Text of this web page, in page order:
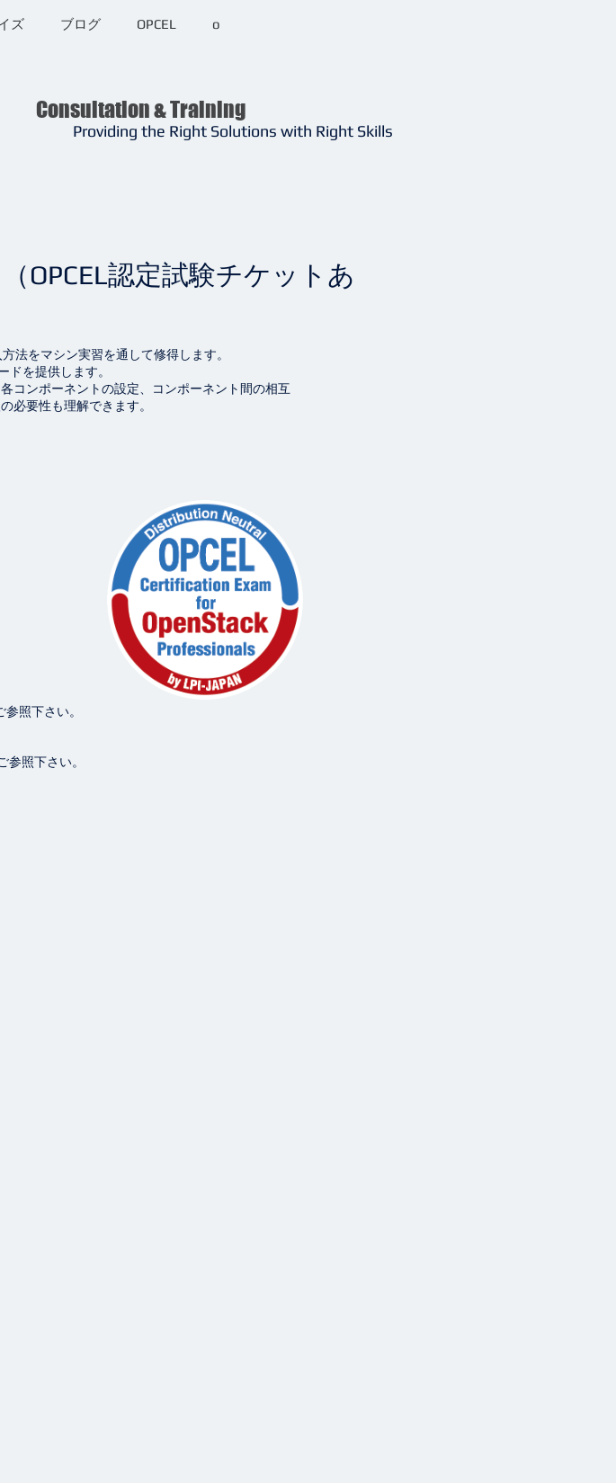
ズ ブログ OPCEL o
Consultation & Training
Providing the Right Solutions with Right Skills
OPCEL認定試験チケットあ
法をマシン実習を通して修得します。
を提供します。
コンポーネントの設定、コンポーネント間の相互
必要性も理解できます。
照下さい。
照下さい。